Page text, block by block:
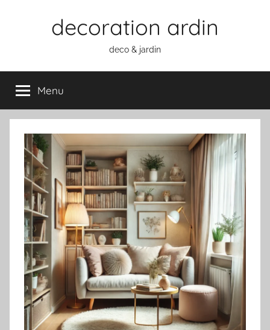
decoration ardin
deco & jardin
Menu